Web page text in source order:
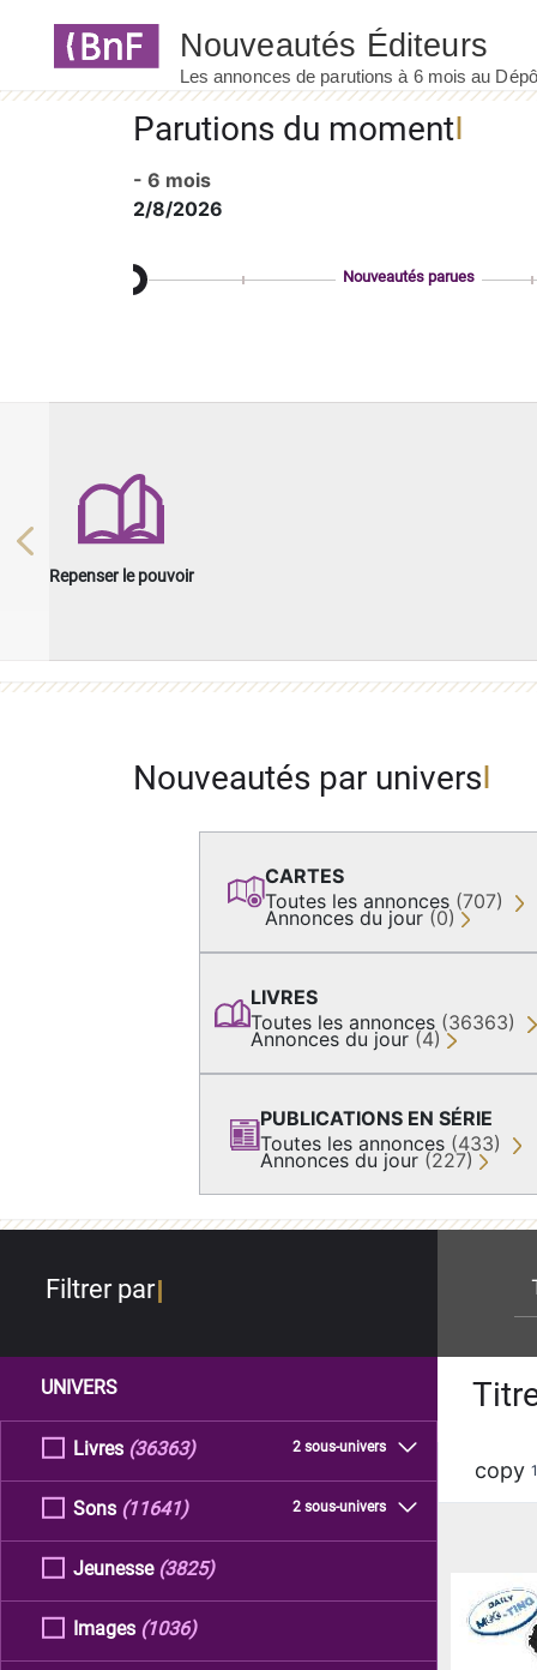
Parutions du moment
- 6 mois
2/8/2026
Nouveautés parues
Repenser le pouvoir
Previous
Nouveautés par univers
CARTES
Toutes les annonces (707)
Annonces du jour (0)
LIVRES
Toutes les annonces (36363)
Annonces du jour (4)
PUBLICATIONS EN SÉRIE
Toutes les annonces (433)
Annonces du jour (227)
Filtrer par
UNIVERS
Livres 2 sous-univers
(36363)
Sons 2 sous-univers
(11641)
Jeunesse (3825)
Images (1036)
copy